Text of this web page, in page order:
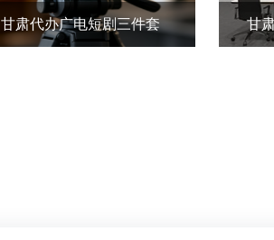
甘肃代办广电短剧三件套 甘